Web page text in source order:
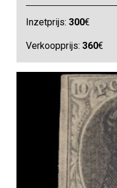
Inzetprijs:300€
Verkoopprijs:360€